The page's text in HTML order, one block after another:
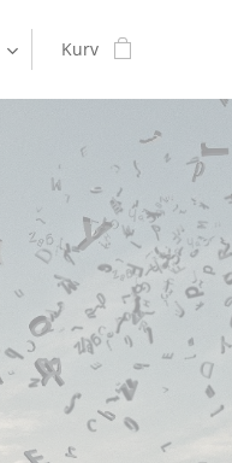
Kurv